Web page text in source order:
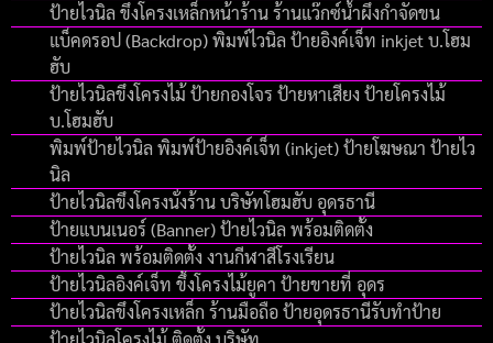
ป้ายไวนิล ขึงโครงเหล็กหน้าร้าน ร้านแว๊กซ์น้ำผึงกำจัดขน
แบ็คดรอป (Backdrop) พิมพ์ไวนิล ป้ายอิงค์เจ็ท inkjet บ.โฮม
ฮับ
ป้ายไวนิลขึงโครงไม้ ป้ายกองโจร ป้ายหาเสียง ป้ายโครงไม้
บ.โฮมฮับ
พิมพ์ป้ายไวนิล พิมพ์ป้ายอิงค์เจ็ท (inkjet) ป้ายโฆษณา ป้ายไว
นิล
ป้ายไวนิลขึงโครงนั่งร้าน บริษัทโฮมฮับ อุดรธานี
ป้ายแบนเนอร์ (Banner) ป้ายไวนิล พร้อมติดตั้ง
ป้ายไวนิล พร้อมติดตั้ง งานกีฬาสีโรงเรียน
ป้ายไวนิลอิงค์เจ็ท ขึ้งโครงไม้ยูคา ป้ายขายที่ อุดร
ป้ายไวนิลขึงโครงเหล็ก ร้านมือถือ ป้ายอุดรธานีรับทำป้าย